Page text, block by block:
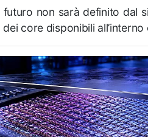
futuro non sarà definito dal
core disponibili all’interno